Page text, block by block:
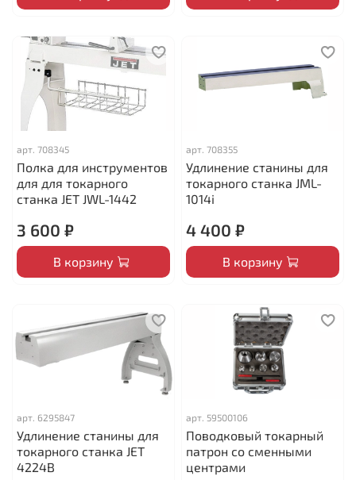
арт. 708345
Полка для инструментов
для для токарного
станка JET JWL-1442
3 600 ₽
В корзину
арт. 708355
Удлинение станины для
токарного станка JML-
1014i
4 400 ₽
В корзину
арт. 6295847
Удлинение станины для
токарного станка JET
4224B
арт. 59500106
Поводковый токарный
патрон со сменными
центрами